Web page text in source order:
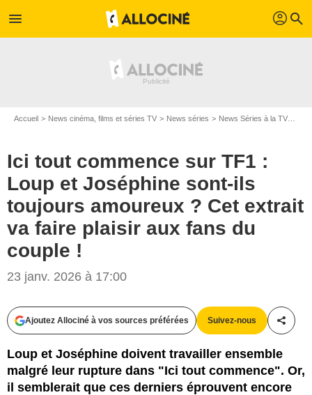
menu profil search
Accueil News cinéma, films et séries TV News séries News Séries à la TV
Ici tout commence sur TF1 :
Loup et Joséphine sont-ils
toujours amoureux ? Cet extrait
va faire plaisir aux fans du
couple !
23 janv. 2026 à 17:00
Ajoutez Allociné à vos sources préférées Suivez-nous
Loup et Joséphine doivent travailler ensemble
malgré leur rupture dans "Ici tout commence". Or,
il semblerait que ces derniers éprouvent encore